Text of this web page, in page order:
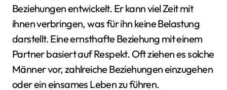
Beziehungen entwickelt. Er kann viel Zeit mit
ihnen verbringen, was für ihn keine Belastung
darstellt. Eine ernsthafte Beziehung mit einem
Partner basiert auf Respekt. Oft ziehen es solche
Männer vor, zahlreiche Beziehungen einzugehen
oder ein einsames Leben zu führen.